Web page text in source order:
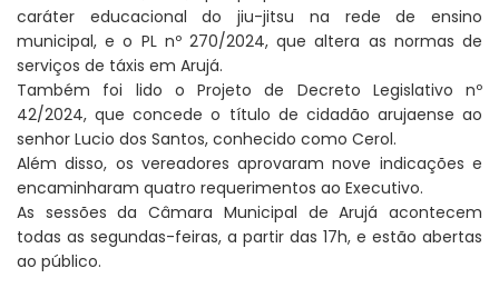
caráter educacional do jiu-jitsu na rede de ensino
municipal, e o PL nº 270/2024, que altera as normas de
serviços de táxis em Arujá.
Também foi lido o Projeto de Decreto Legislativo nº
42/2024, que concede o título de cidadão arujaense ao
senhor Lucio dos Santos, conhecido como Cerol.
Além disso, os vereadores aprovaram nove indicações e
encaminharam quatro requerimentos ao Executivo.
As sessões da Câmara Municipal de Arujá acontecem
todas as segundas-feiras, a partir das 17h, e estão abertas
ao público.